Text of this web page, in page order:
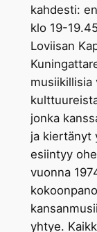
kahdesti:
klo 19-
Loviisan
musiikillisia
jonka
ja kiertänyt
esiintyy
vuonna
yhtye.